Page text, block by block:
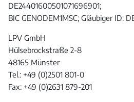
DE24401600501071696901;
BIC GENODEM1MSC; Gläubiger ID:
LPV GmbH
Hülsebrockstraße 2-8
48165 Münster
Tel.: +49 (0)2501 801-0
Fax: +49 (0)2631 879-201